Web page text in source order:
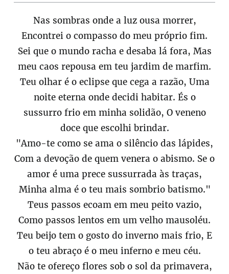
Nas sombras onde a luz ousa morrer,
Encontrei o compasso do meu próprio fim.
Sei que o mundo racha e desaba lá fora, Mas
meu caos repousa em teu jardim de marfim.
Teu olhar é o eclipse que cega a razão, Uma
noite eterna onde decidi habitar. És o
sussurro frio em minha solidão, O veneno
doce que escolhi brindar.
"Amo-te como se ama o silêncio das lápides,
Com a devoção de quem venera o abismo. Se o
amor é uma prece sussurrada às traças,
Minha alma é o teu mais sombrio batismo."
Teus passos ecoam em meu peito vazio,
Como passos lentos em um velho mausoléu.
Teu beijo tem o gosto do inverno mais frio, E
o teu abraço é o meu inferno e meu céu.
Não te ofereço flores sob o sol da primavera,